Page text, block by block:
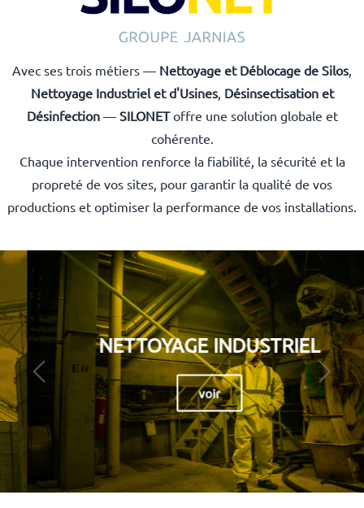
Avec ses trois métiers — Nettoyage et Déblocage de Silos
Nettoyage Industriel et d'Usines, Désinsectisation et
Désinfection— SILONEToffre une solution globale et
cohérente.
Chaque intervention renforce la fiabilité, la sécurité et la
propreté de vos sites, pour garantir la qualité de vos
productions et optimiser la performance de vos installations.
NETTOYAGE INDUSTRIEL
voir